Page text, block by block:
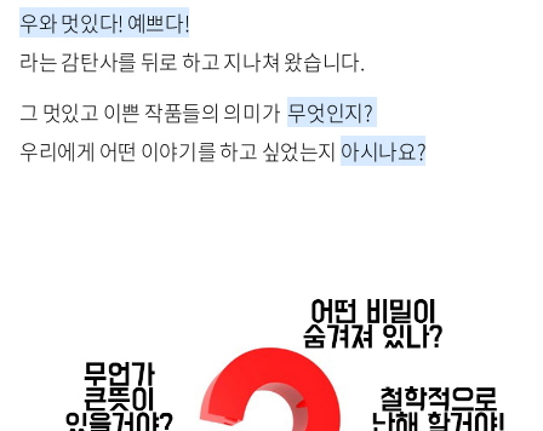
우와 멋있다! 예쁘다!
라는 감탄사를 뒤로 하고 지나쳐 왔습니다.
그 멋있고 이쁜 작품들의 의미가 무엇인지?
우리에게 어떤 이야기를 하고 싶었는지 아시나요?